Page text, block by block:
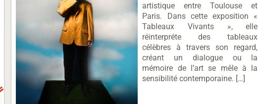
artistique entre Toulouse et
Paris. Dans cette exposition «
Tableaux Vivants », elle
réinterpréte des tableaux
célèbres à travers son regard,
créant un dialogue ou la
mémoire de l’art se mêle à la
sensibilité contemporaine. […]